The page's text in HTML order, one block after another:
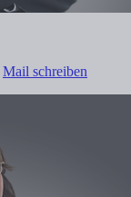
Mail schreiben